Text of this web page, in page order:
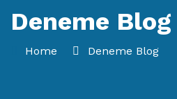
Deneme Blog
Home Deneme Blog